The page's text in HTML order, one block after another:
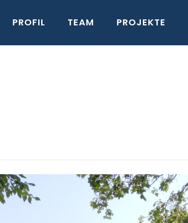
PROFIL TEAM PROJEKTE